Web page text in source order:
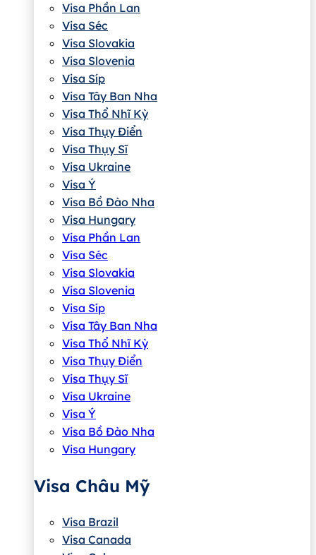
Visa Phần Lan
Visa Séc
Visa Slovakia
Visa Slovenia
Visa Síp
Visa Tây Ban Nha
Visa Thổ Nhĩ Kỳ
Visa Thụy Điển
Visa Thụy Sĩ
Visa Ukraine
Visa Ý
Visa Bồ Đào Nha
Visa Hungary
Visa Phần Lan
Visa Séc
Visa Slovakia
Visa Slovenia
Visa Síp
Visa Tây Ban Nha
Visa Thổ Nhĩ Kỳ
Visa Thụy Điển
Visa Thụy Sĩ
Visa Ukraine
Visa Ý
Visa Bồ Đào Nha
Visa Hungary
Visa Châu Mỹ
Visa Brazil
Visa Canada